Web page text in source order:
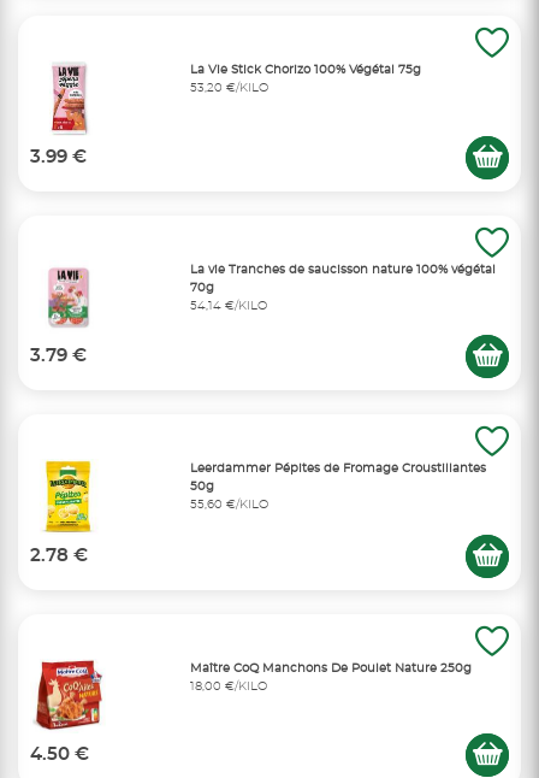
La Vie Stick Chorizo 100% Végétal 75g
53,20 €/KILO
3.99 €
La vie Tranches de saucisson nature 100% végétal
70g
54,14 €/KILO
3.79 €
Leerdammer Pépites de Fromage Croustillantes
50g
55,60 €/KILO
2.78 €
Maître CoQ Manchons De Poulet Nature 250g
18,00 €/KILO
4.50 €